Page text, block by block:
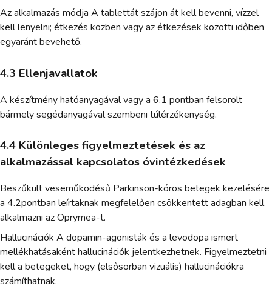
Az alkalmazás módja A tablettát szájon át kell bevenni, vízzel
kell lenyelni; étkezés közben vagy az étkezések közötti időben
egyaránt bevehető.
4.3 Ellenjavallatok
A készítmény hatóanyagával vagy a 6.1 pontban felsorolt
bármely segédanyagával szembeni túlérzékenység.
4.4 Különleges figyelmeztetések és az
alkalmazással kapcsolatos óvintézkedések
Beszűkült veseműködésű Parkinson-kóros betegek kezelésére
a 4.2pontban leírtaknak megfelelően csökkentett adagban kell
alkalmazni az Oprymea-t.
Hallucinációk A dopamin-agonisták és a levodopa ismert
mellékhatásaként hallucinációk jelentkezhetnek. Figyelmeztetni
kell a betegeket, hogy (elsősorban vizuális) hallucinációkra
számíthatnak.